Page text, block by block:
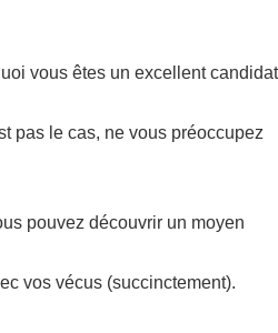
vous êtes un excellent candidat
pas le cas, ne vous préoccupez
pouvez découvrir un moyen
vos vécus (succinctement).